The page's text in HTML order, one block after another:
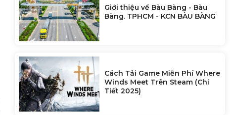
Giới thiệu về Bàu Bàng - Bàu
Bàng. TPHCM - KCN BÀU BÀNG
Cách Tải Game Miễn Phí Where
Winds Meet Trên Steam (Chi
Tiết 2025)